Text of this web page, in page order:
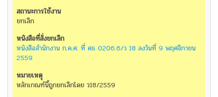
ยกเลิก
หนังสือสำนักงาน ก.ค.ศ. ที่ ศธ 0206.6/ว 18 ลงวันที่ 9 พฤศจิกายน
2559
หลักเกณฑ์นี้ถูกยกเลิกโดย ว18/2559